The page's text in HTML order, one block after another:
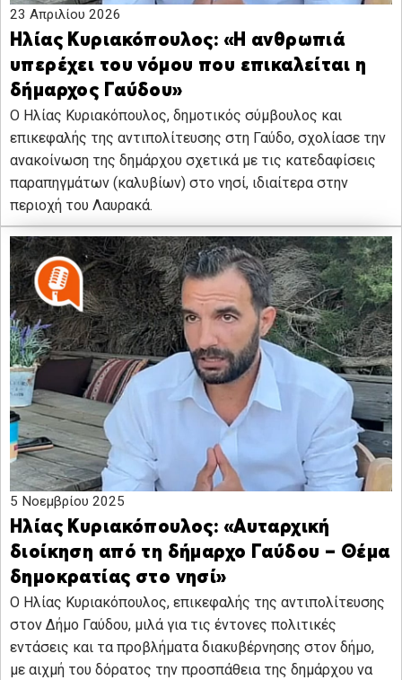
23 Απριλίου 2026
Ηλίας Κυριακόπουλος: «Η ανθρωπιά
υπερέχει του νόμου που επικαλείται η
δήμαρχος Γαύδου»
Ο Ηλίας Κυριακόπουλος, δημοτικός σύμβουλος και
επικεφαλής της αντιπολίτευσης στη Γαύδο, σχολίασε την
ανακοίνωση της δημάρχου σχετικά με τις κατεδαφίσεις
παραπηγμάτων (καλυβίων) στο νησί, ιδιαίτερα στην
περιοχή του Λαυρακά.
5 Νοεμβρίου 2025
Ηλίας Κυριακόπουλος: «Αυταρχική
διοίκηση από τη δήμαρχο Γαύδου – Θέμα
δημοκρατίας στο νησί»
Ο Ηλίας Κυριακόπουλος, επικεφαλής της αντιπολίτευσης
στον Δήμο Γαύδου, μιλά για τις έντονες πολιτικές
εντάσεις και τα προβλήματα διακυβέρνησης στον δήμο,
με αιχμή του δόρατος την προσπάθεια της δημάρχου να